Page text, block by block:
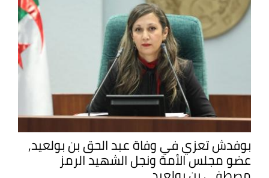
بوفدش تعزي في وفاة عبد الحق بن بولعيد,
عضو مجلس الأمة ونجل الشهيد الرمز